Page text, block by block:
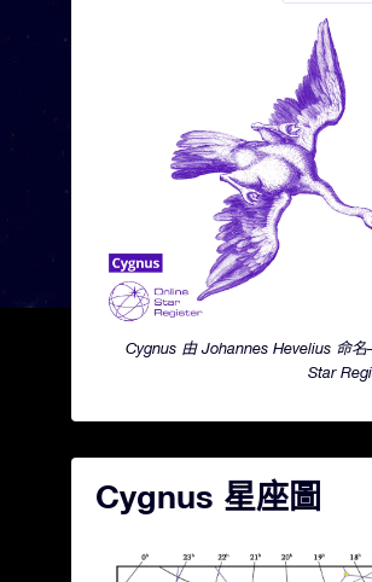
Cygnus 由 Johannes Hevelius 命
Star
Cygnus 星座圖